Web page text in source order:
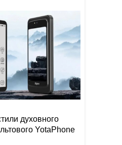
духовного
YotaPhone